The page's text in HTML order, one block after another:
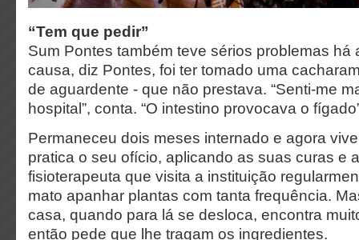
“Tem que pedir”
Sum Pontes também teve sérios problemas há
causa, diz Pontes, foi ter tomado uma
de aguardente - que não prestava. “Senti-me
hospital”, conta. “O intestino provocava o
Permaneceu dois meses internado e agora
pratica o seu ofício, aplicando as suas curas e
fisioterapeuta que visita a instituição
mato apanhar plantas com tanta frequência.
casa, quando para lá se desloca, encontra
então pede que lhe tragam os ingredientes.